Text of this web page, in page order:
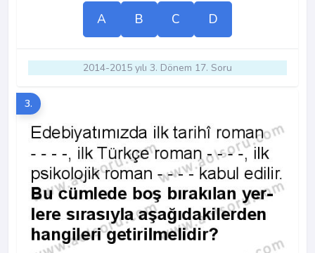
A B C D
2014-2015 yılı 3. Dönem 17. Soru
3.